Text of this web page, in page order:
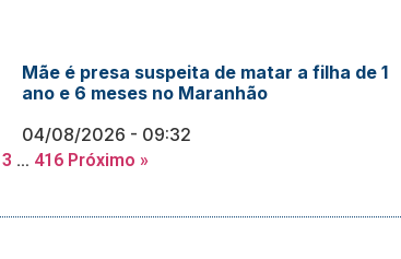
Mãe é presa suspeita de matar a filha de 1
ano e 6 meses no Maranhão
04/08/2026
09:32
3 … 416 Próximo »